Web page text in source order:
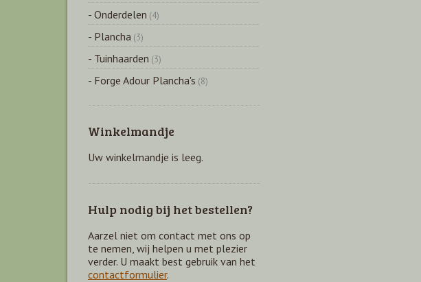
- Onderdelen (4)
- Plancha (3)
- Tuinhaarden (3)
- Forge Adour Plancha's (8)
Winkelmandje
Uw winkelmandje is leeg.
Hulp nodig bij het bestellen?
Aarzel niet om contact met ons op
te nemen, wij helpen u met plezier
verder. U maakt best gebruik van het
contactformulier.